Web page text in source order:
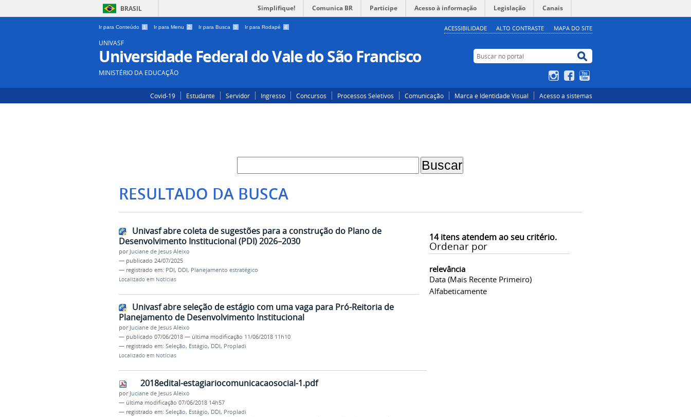
BRASIL Simplifique! Comunica BR Participe Acesso à informação Legislação Canais
Ir para Conteúdo 1 Ir para Menu 2 Ir para Busca 3 Ir para Rodapé 4 ACESSIBILIDADE ALTO CONTRASTE MAPA DO SITE
UNIVASF
Universidade Federal do Vale do São Francisco
MINISTÉRIO DA EDUCAÇÃO
Buscar no portal
Buscar no portal
InstagramFacebook
Covid-19 Estudante Servidor Ingresso Concursos Processos Seletivos Comunicação Marca e Identidade Visual Acesso a sistemas
RESULTADO DA BUSCA
14itens atendem ao seu critério.
Ordenar por
relevância
Data (mais Recente Primeiro)
Alfabeticamente
Univasf abre coleta de sugestões para a construção do Plano de
Desenvolvimento Institucional (PDI) 2026–2030
por Juciane de Jesus Aleixo
— publicado 24/07/2025
— registrado em: PDI, DDI, Planejamento estratégico
Localizado em Notícias
Univasf abre seleção de estágio com uma vaga para Pró-Reitoria de
Planejamento de Desenvolvimento Institucional
por Juciane de Jesus Aleixo
— publicado 07/06/2018 — última modificação 11/06/2018 11h10
— registrado em: Seleção, Estágio, DDI, Propladi
Localizado em Notícias
2018edital-estagiariocomunicacaosocial-1.pdf
por Juciane de Jesus Aleixo
— última modificação 07/06/2018 14h57
— registrado em: Seleção, Estágio, DDI, Propladi